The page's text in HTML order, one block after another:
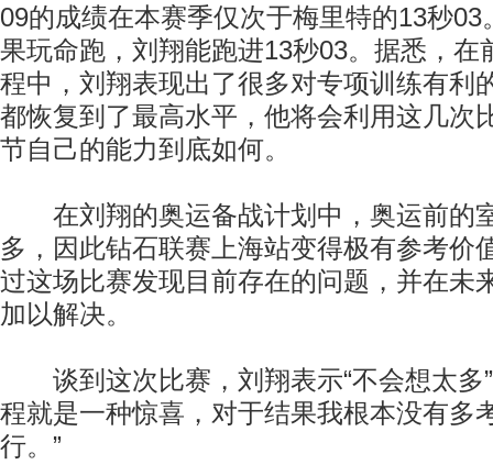
09的成绩在本赛季仅次于梅里特的13秒03
果玩命跑，刘翔能跑进13秒03。据悉，在
程中，刘翔表现出了很多对专项训练有利
都恢复到了最高水平，他将会利用这几次
节自己的能力到底如何。
在刘翔的奥运备战计划中，奥运前的
多，因此钻石联赛上海站变得极有参考价
过这场比赛发现目前存在的问题，并在未
加以解决。
谈到这次比赛，刘翔表示“不会想太多”
程就是一种惊喜，对于结果我根本没有多
行。”